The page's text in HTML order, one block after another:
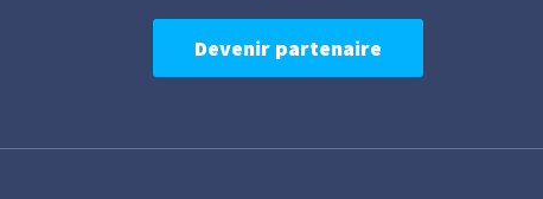
Devenir partenaire